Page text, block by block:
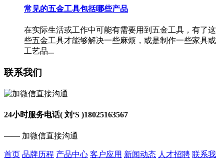
常见的五金工具包括哪些产品
在实际生活或工作中可能有需要用到五金工具，有了这
些五金工具才能够解决一些麻烦，或是制作一些家具或
工艺品...
联系我们
24小时服务电话( 刘‘S )18025163567
—— 加微信直接沟通
首页 品牌历程 产品中心 客户应用 新闻动态 人才招聘 联系我